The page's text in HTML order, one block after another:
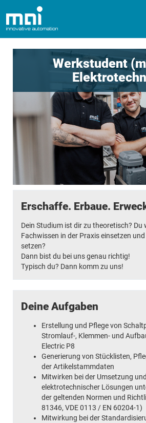
Werkstudent
Erschaffe. Erbaue.
Dein Studium ist dir zu theoretisch? Du
Fachwissen in der Praxis einsetzen
setzen?
Dann bist du bei uns genau richtig!
Typisch du? Dann komm zu uns!
Deine Aufgaben
Erstellung und Pflege von
Stromlauf-, Klemmen- und
Electric P8
Generierung von Stücklisten,
der Artikelstammdaten
Mitwirken bei der Umsetzung
elektrotechnischer Lösungen
der geltenden Normen und
81346, VDE 0113 / EN 60204-1)
Mitwirkung bei der